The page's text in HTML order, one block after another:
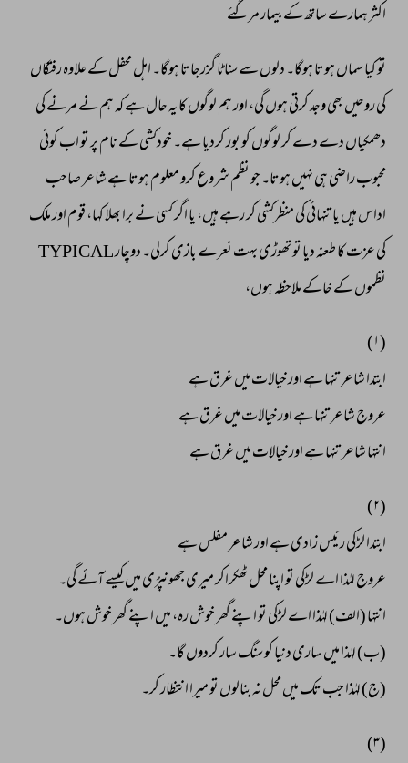
اکثر ہمارے ساتھ کے بیمار مرگئے
تو کیا سماں ہوتا ہوگا۔ دلوں سے سناٹا گزرجاتا ہوگا۔ اہل محفل کے علاوہ رفتگاں
کی روحیں بھی وجد کرتی ہوں گی، اور ہم لوگوں کا یہ حال ہے کہ ہم نے مرنے کی
دھمکیاں دے دے کر لوگوں کو بور کردیا ہے۔ خودکشی کے نام پر تو اب کوئی
محبوب راضی ہی نہیں ہوتا۔ جو نظم شروع کرو معلوم ہوتا ہے شاعر صاحب
اداس ہیں یا تنہائی کی منظرکشی کر رہے ہیں، یا اگر کسی نے برا بھلا کہا، قوم اور ملک
کی عزت کا طعنہ دیا تو تھوڑی بہت نعرے بازی کرلی۔ دوچار TYPICAL
نظموں کے خاکے ملاحظہ ہوں،
(۱)
ابتدا شاعر تنہا ہے اور خیالات میں غرق ہے
عروج شاعر تنہا ہے اور خیالات میں غرق ہے
انتہا شاعر تنہا ہے اور خیالات میں غرق ہے
(۲)
ابتدا لڑکی رئیس زادی ہے اور شاعر مفلس ہے
عروج لہٰذا اے لڑکی تو اپنا محل ٹھکراکر میری جھونپڑی میں کیسے آئے گی۔
انتہا (الف) لہٰذا اے لڑکی تو اپنے گھر خوش رہ، میں اپنے گھر خوش ہوں۔
(ب) لہٰذا میں ساری دنیا کو سنگ سار کردوں گا۔
(ج) لہٰذا جب تک میں محل نہ بنالوں تو میرا انتظار کر۔
(۳)